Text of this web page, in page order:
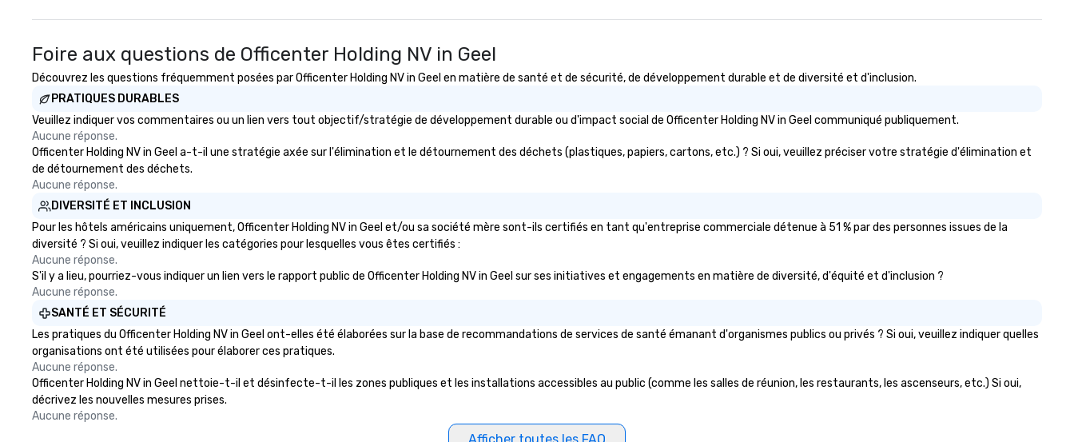
Foire aux questions de Officenter Holding NV in Geel
Découvrez les questions fréquemment posées par Officenter Holding NV in Geel en matière de santé et de sécurité, de développement durable et de diversité et d'inclusion.
PRATIQUES DURABLES
Veuillez indiquer vos commentaires ou un lien vers tout objectif/stratégie de développement durable ou d'impact social de Officenter Holding NV in Geel communiqué publiquement.
Aucune réponse.
Officenter Holding NV in Geel a-t-il une stratégie axée sur l'élimination et le détournement des déchets (plastiques, papiers, cartons, etc.) ? Si oui, veuillez préciser votre stratégie d'élimination et
de détournement des déchets.
Aucune réponse.
DIVERSITÉ ET INCLUSION
Pour les hôtels américains uniquement, Officenter Holding NV in Geel et/ou sa société mère sont-ils certifiés en tant qu'entreprise commerciale détenue à 51 % par des personnes issues de la
diversité ? Si oui, veuillez indiquer les catégories pour lesquelles vous êtes certifiés :
Aucune réponse.
S'il y a lieu, pourriez-vous indiquer un lien vers le rapport public de Officenter Holding NV in Geel sur ses initiatives et engagements en matière de diversité, d'équité et d'inclusion ?
Aucune réponse.
SANTÉ ET SÉCURITÉ
Les pratiques du Officenter Holding NV in Geel ont-elles été élaborées sur la base de recommandations de services de santé émanant d'organismes publics ou privés ? Si oui, veuillez indiquer quelles
organisations ont été utilisées pour élaborer ces pratiques.
Aucune réponse.
Officenter Holding NV in Geel nettoie-t-il et désinfecte-t-il les zones publiques et les installations accessibles au public (comme les salles de réunion, les restaurants, les ascenseurs, etc.) Si oui,
décrivez les nouvelles mesures prises.
Aucune réponse.